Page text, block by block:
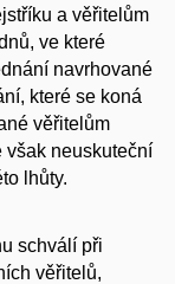
a věřitelům
ve které
navrhované
které se koná
věřitelům
však neuskuteční
lhůty.
schválí při
věřitelů,